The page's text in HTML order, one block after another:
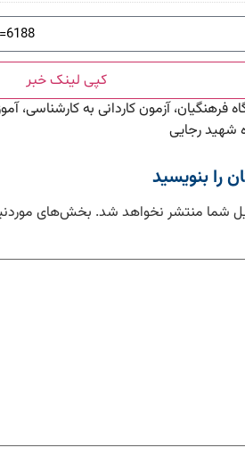
کپی لینک خبر
فرهنگیان، آزمون کاردانی به کارشناسی،
شهید رجایی
را بنویسید
شما منتشر نخواهد شد. بخش‌های